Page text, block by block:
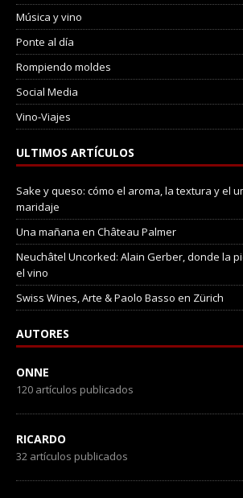
Música y vino
Ponte al día
Rompiendo moldes
Social Media
Vino-Viajes
ULTIMOS ARTÍCULOS
Sake y queso: cómo el aroma, la textura y el
maridaje
Una mañana en Château Palmer
Neuchâtel Uncorked: Alain Gerber, donde la
el vino
Swiss Wines, Arte & Paolo Basso en Zürich
AUTORES
ONNE
120 artículos publicados
RICARDO
32 artículos publicados